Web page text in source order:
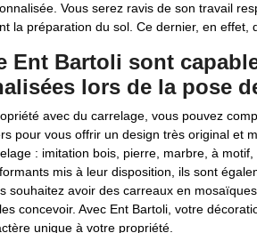
Vous serez ravis de son travail
la préparation du sol. Ce dernier, en effet,
Ent Bartoli sont
lors de la pose
avec du carrelage, vous pouvez
pour vous offrir un design très original et
: imitation bois, pierre, marbre, à
mis à leur disposition, ils sont
souhaitez avoir des carreaux en
concevoir. Avec Ent Bartoli, votre
unique à votre propriété.